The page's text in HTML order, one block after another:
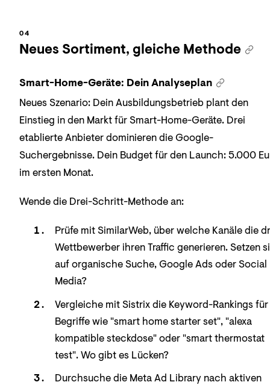
Neues Sortiment, gleiche Methode
Smart-Home-Geräte: Dein Analyseplan
Neues Szenario: Dein Ausbildungsbetrieb plant den
Einstieg in den Markt für Smart-Home-Geräte. Drei
etablierte Anbieter dominieren die Google-
Suchergebnisse. Dein Budget für den Launch: 5.000
im ersten Monat.
Wende die Drei-Schritt-Methode an:
Prüfe mit SimilarWeb, über welche Kanäle die
Wettbewerber ihren Traffic generieren. Setzen
auf organische Suche, Google Ads oder Social
Media?
Vergleiche mit Sistrix die Keyword-Rankings für
Begriffe wie "smart home starter set", "alexa
kompatible steckdose" oder "smart thermostat
test". Wo gibt es Lücken?
Durchsuche die Meta Ad Library nach aktiven